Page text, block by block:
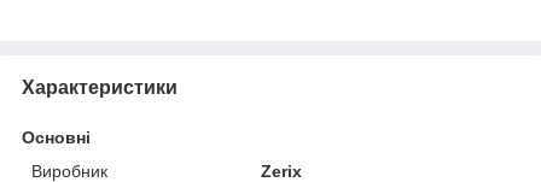
Характеристики
Основні
Виробник
Zerix